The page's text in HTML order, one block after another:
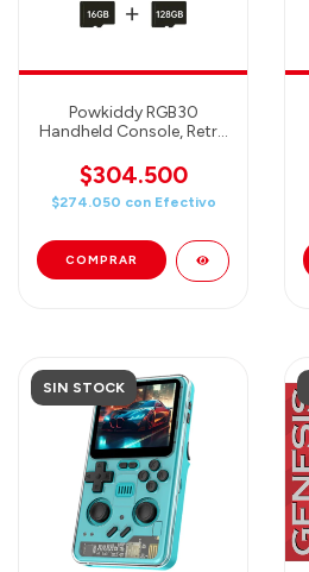
Powkiddy RGB30
Handheld Console, Retro
PANTALLA IPS -
16GB+128GB + 20000
Games (YELLOW)
con más de 20 mi
$304.500
$274.050 con Efectivo
SIN STOCK